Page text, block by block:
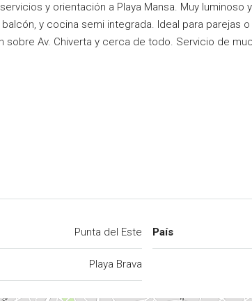
y orientación a Playa Mansa. Muy luminoso
y cocina semi integrada. Ideal para parejas
sobre Av. Chiverta y cerca de todo. Servicio de
Punta del Este
Playa Brava
País